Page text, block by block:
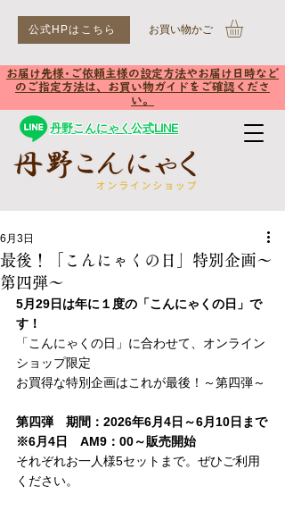
公式HPはこちら ​お買い物かご
お届け先様･ご依頼主様の設定方法やお届け日時など
のご指定方法は、お買い物ガイドをご確認くださ
い。
丹野こんにゃく公式LINE
最後！「こんにゃくの日」特別企画～
第四弾～
6月3日
5月29日は年に１度の「こんにゃくの日」で
す！
「こんにゃくの日」に合わせて、オンライン
ショップ限定
お買得な特別企画はこれが最後！～第四弾～
第四弾　期間：2026年6月4日～6月10日まで
※6月4日　AM9：00～販売開始
それぞれお一人様5セットまで。ぜひご利用
ください。